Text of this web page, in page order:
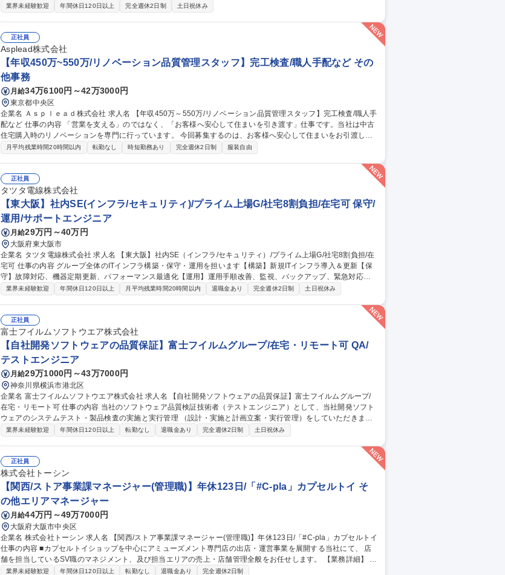
わっていただきます ■「シューイチ全国うまいもの博」の運営 ※メイン業務 1.イベントへの出店社誘致および管
シューイチ全国うまいもの博の運営/全国出張あり
業界未経験歓迎 年間休日120日以上 完全週休2日制 土日祝休み
正社員
Asplead株式会社
【年収450万~550万/リノベーション品質管理スタッフ】完工検査/職人手配など その
他事務
月給34万6100円～42万3000円
東京都中央区
企業名 Ａｓｐｌｅａｄ株式会社 求人名 【年収450万～550万/リノベーション品質管理スタッフ】完工検査/職人手
配など 仕事の内容 「営業を支える」のではなく、「お客様へ安心して住まいを引き渡す」仕事です。当社は中古
住宅購入時のリノベーションを専門に行っています。 今回募集するのは、お客様へ安心して住まいをお引渡しす
るために 欠かせない品質管理・現場サポートスタッフです。工事がスムーズに進むよう現場を支え、施工品質を
■職人への是正依頼■是正工事の日程調整■工事申請書類の作成・提出 ■近隣へのご挨拶■キーボックスの回収など
★外回りが中心/社用車で現場を巡回します。iPad支給で現場でも書類作成や写真管理が可能です。 募集職種 【年
収450万～550万/リノベーション品質管理スタッフ】完工検査/職人手配など
月平均残業時間20時間以内 転勤なし 時短勤務あり 完全週休2日制 服装自由
正社員
タツタ電線株式会社
【東大阪】社内SE(インフラ/セキュリティ)/プライム上場G/社宅8割負担/在宅可 保守/
運用/サポートエンジニア
月給29万円～40万円
大阪府東大阪市
企業名 タツタ電線株式会社 求人名 【東大阪】社内SE（インフラ/セキュリティ）/プライム上場G/社宅8割負担/在
宅可 仕事の内容 グループ全体のITインフラ構築・保守・運用を担います【構築】新規ITインフラ導入＆更新【保
守】故障対応、機器定期更新、パフォーマンス最適化【運用】運用手順改善、監視、バックアップ、緊急対応、
ヘルプデスク 一般的なシステム開発は対応せず、主にサーバ、セキュリティ、ネットワーク、IT端末管理をお願
MS(ISO/IEC 22301)関連 ・ITベンダー対応（製品調査・購入・納品対応、営業・技術担当とのやりとり等） ・新
規ITソリューションの調査、導入検討 ・外注パートナー対応（問題点の整理と説明、成果物のレビュー） 募集職
種 【東大阪】社内SE（インフラ/セキュリティ）/プライム上場G/社宅8割負担/在宅可
業界未経験歓迎 年間休日120日以上 月平均残業時間20時間以内 退職金あり 完全週休2日制 土日祝休み
正社員
富士フイルムソフトウエア株式会社
【自社開発ソフトウェアの品質保証】富士フイルムグループ/在宅・リモート可 QA/
テストエンジニア
月給29万1000円～43万7000円
神奈川県横浜市港北区
企業名 富士フイルムソフトウエア株式会社 求人名 【自社開発ソフトウェアの品質保証】富士フイルムグループ/
在宅・リモート可 仕事の内容 当社のソフトウェア品質検証技術者（テストエンジニア）として、当社開発ソフト
ウェアのシステムテスト・製品検査の実施と実行管理 （設計・実施と計画立案・実行管理）をしていただきま
す。 【業務詳細】品質・効率（ex. テスト自動化）の向上や、今後のCloud/AI/IoT/DevOps時代のテスト・品質保
【自社開発ソフトウェアの品質保証】富士フイルムグループ/在宅・リモート可
業界未経験歓迎 年間休日120日以上 転勤なし 退職金あり 完全週休2日制 土日祝休み
正社員
株式会社トーシン
【関西/ストア事業課マネージャー(管理職)】年休123日/「#C-pla」カプセルトイ そ
の他エリアマネージャー
月給44万円～49万7000円
大阪府大阪市中央区
企業名 株式会社トーシン 求人名 【関西/ストア事業課マネージャー(管理職)】年休123日/「#C-pla」カプセルトイ
仕事の内容 ■カプセルトイショップを中心にアミューズメント専門店の出店・運営事業を展開する当社にて、 店
舗を担当しているSV職のマネジメント、及び担当エリアの売上・店舗管理全般をお任せします。 【業務詳細】 ■
マネジメント：SV職の教育、育成、評価 ■人員管理：勤怠管理、採用面接など ■店舗及び担当エリアの収益管理
業界未経験歓迎 年間休日120日以上 転勤なし 退職金あり 完全週休2日制